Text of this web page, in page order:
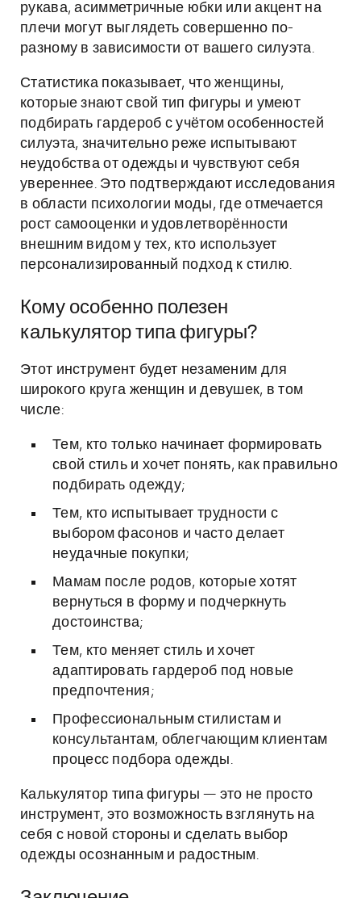
рукава, асимметричные юбки или акцент на
плечи могут выглядеть совершенно по-
разному в зависимости от вашего силуэта.
Статистика показывает, что женщины,
которые знают свой тип фигуры и умеют
подбирать гардероб с учётом особенностей
силуэта, значительно реже испытывают
неудобства от одежды и чувствуют себя
увереннее. Это подтверждают исследования
в области психологии моды, где отмечается
рост самооценки и удовлетворённости
внешним видом у тех, кто использует
персонализированный подход к стилю.
Кому особенно полезен
калькулятор типа фигуры?
Этот инструмент будет незаменим для
широкого круга женщин и девушек, в том
числе:
Тем, кто только начинает формировать
свой стиль и хочет понять, как правильно
подбирать одежду;
Тем, кто испытывает трудности с
выбором фасонов и часто делает
неудачные покупки;
Мамам после родов, которые хотят
вернуться в форму и подчеркнуть
достоинства;
Тем, кто меняет стиль и хочет
адаптировать гардероб под новые
предпочтения;
Профессиональным стилистам и
консультантам, облегчающим клиентам
процесс подбора одежды.
Калькулятор типа фигуры — это не просто
инструмент, это возможность взглянуть на
себя с новой стороны и сделать выбор
одежды осознанным и радостным.